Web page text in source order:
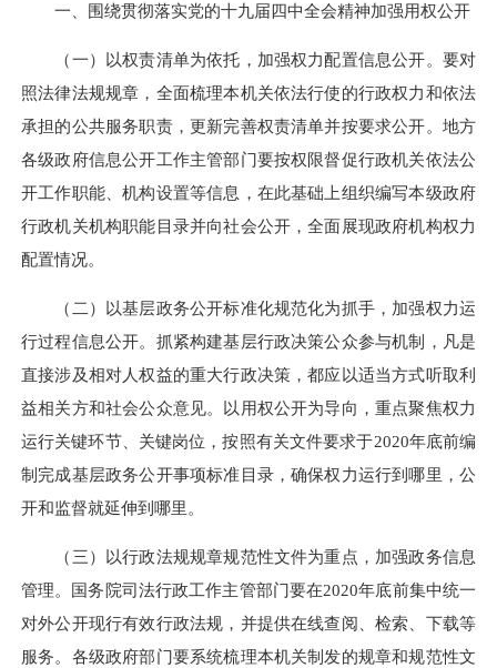
一、围绕贯彻落实党的十九届四中全会精神加强用权公开
（一）以权责清单为依托，加强权力配置信息公开。要对
照法律法规规章，全面梳理本机关依法行使的行政权力和依法
承担的公共服务职责，更新完善权责清单并按要求公开。地方
各级政府信息公开工作主管部门要按权限督促行政机关依法公
开工作职能、机构设置等信息，在此基础上组织编写本级政府
行政机关机构职能目录并向社会公开，全面展现政府机构权力
配置情况。
（二）以基层政务公开标准化规范化为抓手，加强权力运
行过程信息公开。抓紧构建基层行政决策公众参与机制，凡是
直接涉及相对人权益的重大行政决策，都应以适当方式听取利
益相关方和社会公众意见。以用权公开为导向，重点聚焦权力
运行关键环节、关键岗位，按照有关文件要求于2020年底前编
制完成基层政务公开事项标准目录，确保权力运行到哪里，公
开和监督就延伸到哪里。
（三）以行政法规规章规范性文件为重点，加强政务信息
管理。国务院司法行政工作主管部门要在2020年底前集中统一
对外公开现行有效行政法规，并提供在线查阅、检索、下载等
服务。各级政府部门要系统梳理本机关制发的规章和规范性文